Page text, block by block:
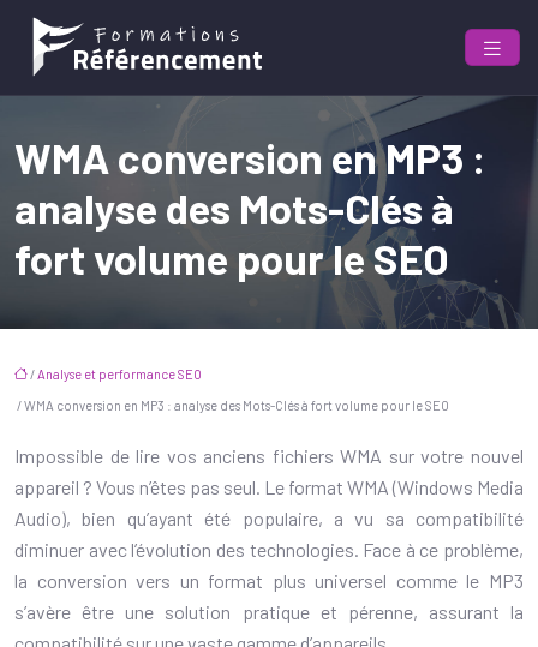
WMA conversion en MP3 :
analyse des Mots-Clés à
fort volume pour le SEO
/Analyse et performance SEO
/ WMA conversion en MP3 : analyse des Mots-Clés à fort volume pour le SEO
Impossible de lire vos anciens fichiers WMA sur votre nouvel
appareil ? Vous n’êtes pas seul. Le format WMA (Windows Media
Audio), bien qu’ayant été populaire, a vu sa compatibilité
diminuer avec l’évolution des technologies. Face à ce problème,
la conversion vers un format plus universel comme le MP3
s’avère être une solution pratique et pérenne, assurant la